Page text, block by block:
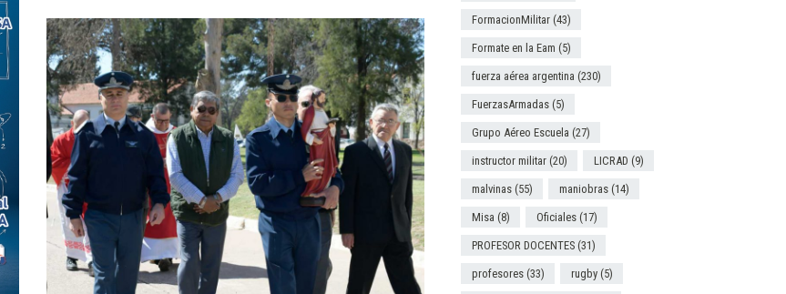
FormacionMilitar(43)
Formate en la Eam (5)
fuerza aérea argentina (230)
FuerzasArmadas(5)
Grupo Aéreo Escuela (27)
instructor militar(20) LICRAD (9)
malvinas(55) maniobras(14)
Misa (8) Oficiales(17)
PROFESOR DOCENTES(31)
profesores(33) rugby(5)